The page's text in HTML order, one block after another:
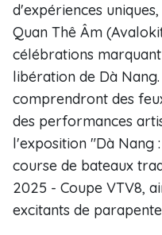
d'expériences
Quan Thê Âm
célébrations
libération de Dà
comprendront des
des performances
l'exposition "Dà Nang
course de bateaux
2025 - Coupe VTV8,
excitants de